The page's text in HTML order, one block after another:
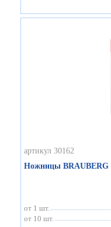
артикул 30162
Ножницы BRAUBERG
от 1 шт.
от 10 шт.